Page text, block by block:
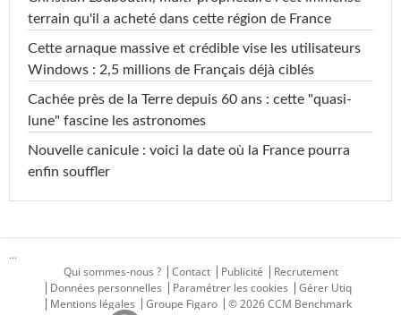
terrain qu'il a acheté dans cette région de France
Cette arnaque massive et crédible vise les utilisateurs
Windows : 2,5 millions de Français déjà ciblés
Cachée près de la Terre depuis 60 ans : cette "quasi-
lune" fascine les astronomes
Nouvelle canicule : voici la date où la France pourra
enfin souffler
...
Qui sommes-nous ?
Contact Publicité
Recrutement
Données personnelles
Paramétrer les cookies
Gérer Utiq
Mentions légales
Groupe Figaro © 2026 CCM Benchmark